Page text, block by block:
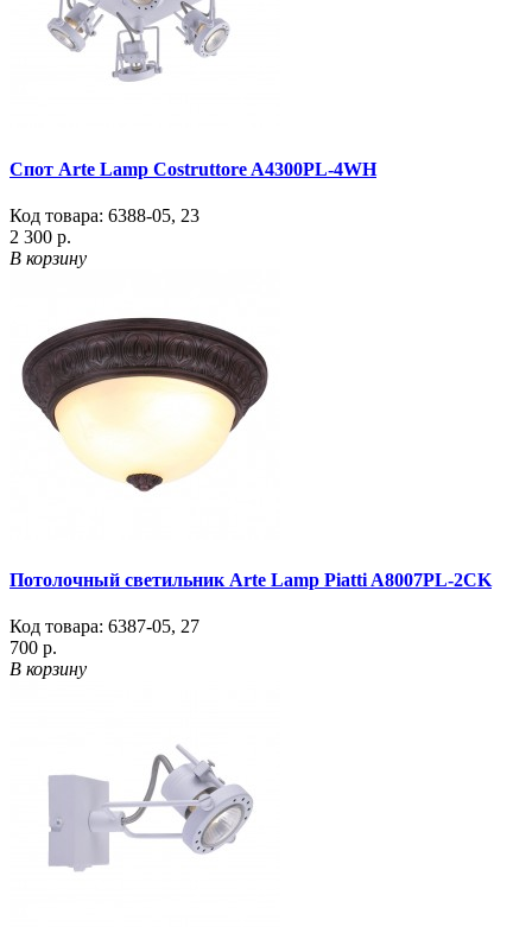
Спот Arte Lamp Costruttore A4300PL-4WH
Код товара: 6388-05, 23
2 300 р.
В корзину
Потолочный светильник Arte Lamp Piatti A8007PL-2CK
Код товара: 6387-05, 27
700 р.
В корзину